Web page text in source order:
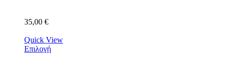
35,00 €
Quick View
Επιλογή